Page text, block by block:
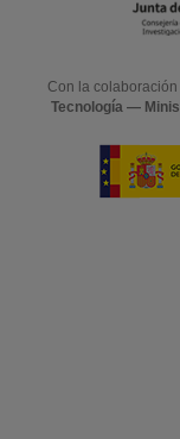
Con la
Tecnología —